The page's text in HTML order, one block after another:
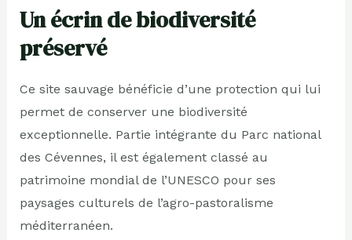
Un écrin de biodiversité
préservé
Ce site sauvage bénéficie d’une protection qui lui
permet de conserver une biodiversité
exceptionnelle. Partie intégrante du Parc national
des Cévennes, il est également classé au
patrimoine mondial de l’UNESCO pour ses
paysages culturels de l’agro-pastoralisme
méditerranéen.